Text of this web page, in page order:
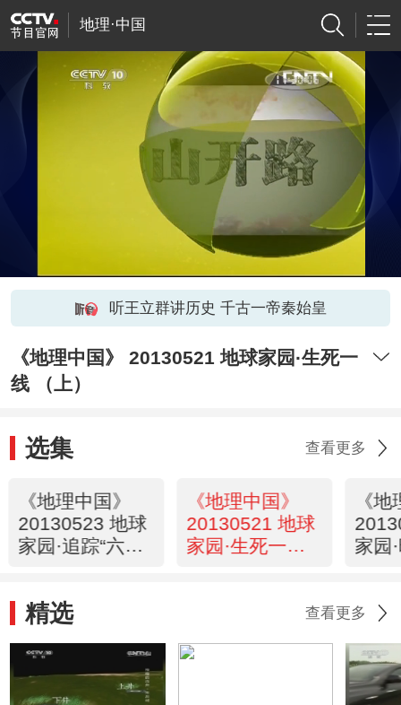
地理·中国
听王立群讲历史 千古一帝秦始皇
《地理中国》 20130521 地球家园·生死一
线 （上）
选集 查看更多
《地理中国》
20130523 地球
家园·追踪“六不
《地理中国》
20130521 地球
家园·生死一线
《
家园
精选 查看更多